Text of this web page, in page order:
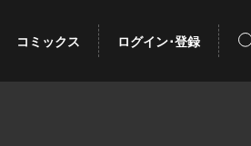
コミックス ログイン･登録 検